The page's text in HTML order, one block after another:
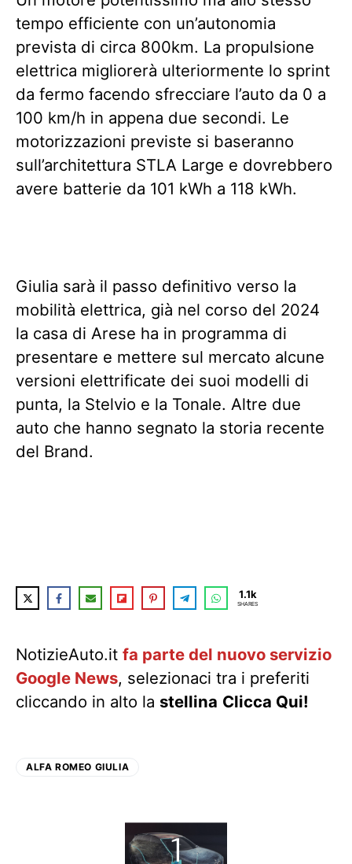
tempo efficiente con un’autonomia
prevista di circa 800km. La propulsione
elettrica migliorerà ulteriormente lo sprint
da fermo facendo sfrecciare l’auto da 0 a
100 km/h in appena due secondi. Le
motorizzazioni previste si baseranno
sull’architettura STLA Large e dovrebbero
avere batterie da 101 kWh a 118 kWh.
Giulia sarà il passo definitivo verso la
mobilità elettrica, già nel corso del 2024
la casa di Arese ha in programma di
presentare e mettere sul mercato alcune
versioni elettrificate dei suoi modelli di
punta, la Stelvio e la Tonale. Altre due
auto che hanno segnato la storia recente
del Brand.
1.1k
SHARES
NotizieAuto.it fa parte del nuovo servizio
Google News, selezionaci tra i preferiti
cliccando in alto la stellina Clicca Qui!
ALFA ROMEO GIULIA